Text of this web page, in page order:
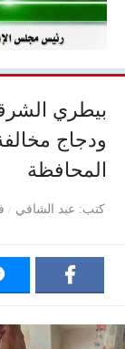
ودجاج
المحافظة
كتب عبد الشافي